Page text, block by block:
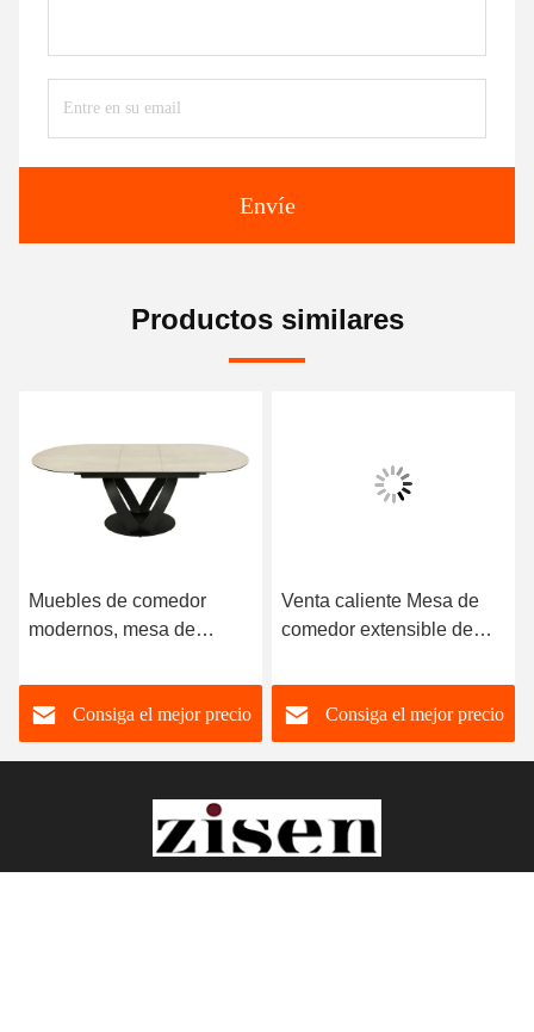
Envíe
Productos similares
Muebles de comedor
modernos, mesa de
mármol de lujo,
Rectangular, nórdica, con
sillas de 6 plazas, a la
Consiga el mejor precio
Venta caliente Mesa de
comedor extensible de
de piedra superior de
acero inoxidable Muebles
de comedor
Consiga el mejor precio